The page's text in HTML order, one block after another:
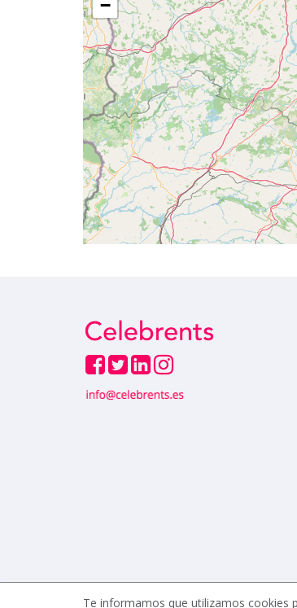
−
Te informamos que utilizamos cookies